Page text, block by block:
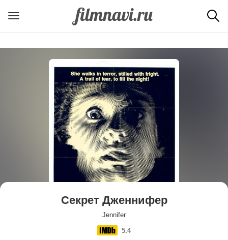
Секрет Дженнифер
Jennifer
5.4